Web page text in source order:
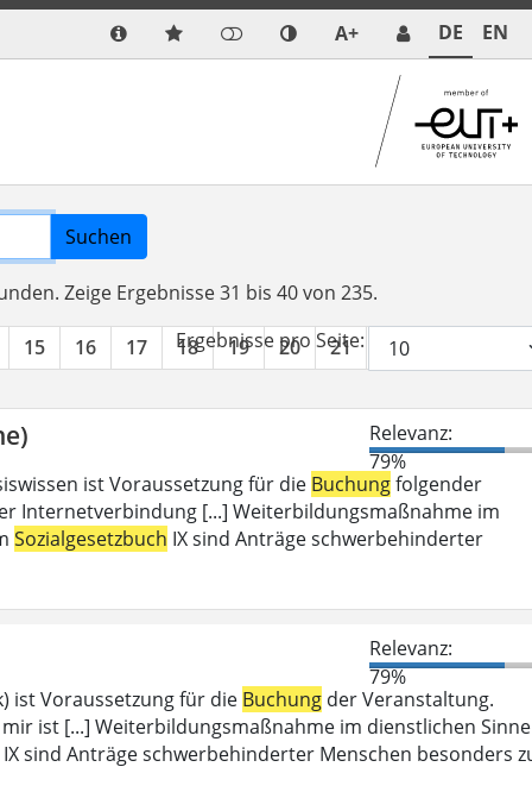
A+ DE EN
Suchen
Zeige Ergebnisse 31 bis 40 von 235.
15 16 17 18 19 20 21 22
Ergebnisse pro Seite:
Relevanz:
79%
ist Voraussetzung für die Buchungfolgender
Internetverbindung [...] Weiterbildungsmaßnahme im
Sozialgesetzbuch IX sind Anträge schwerbehinderter
Relevanz:
79%
ist Voraussetzung für die Buchung der Veranstaltung.
ist [...] Weiterbildungsmaßnahme im dienstlichen Sinne
IX sind Anträge schwerbehinderter Menschen besonders